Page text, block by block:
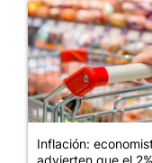
Un artículo de
Inflación: